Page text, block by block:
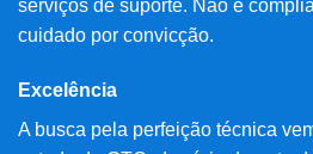
serviços de suporte. Não é
cuidado por convicção.
Excelência
A busca pela perfeição técnica